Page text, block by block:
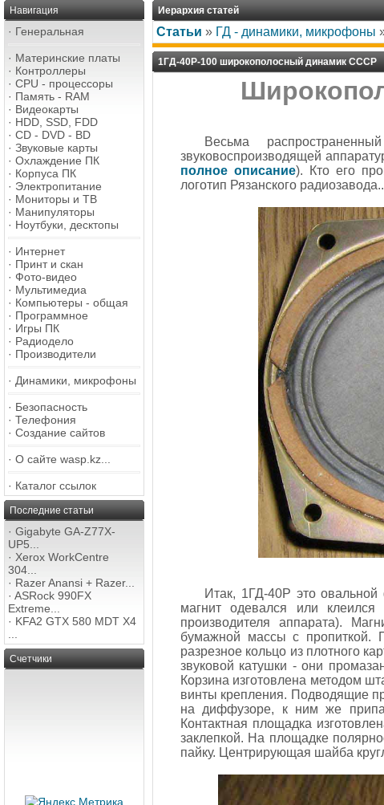
Навигация
· Генеральная
· Материнские платы
· Контроллеры
· CPU - процессоры
· Память - RAM
· Видеокарты
· HDD, SSD, FDD
· CD - DVD - BD
· Звуковые карты
· Охлаждение ПК
· Корпуса ПК
· Электропитание
· Мониторы и ТВ
· Манипуляторы
· Ноутбуки, десктопы
· Интернет
· Принт и скан
· Фото-видео
· Мультимедиа
· Компьютеры - общая
· Программное
· Игры ПК
· Радиодело
· Производители
· Динамики, микрофоны
· Безопасность
· Телефония
· Создание сайтов
· О сайте wasp.kz...
· Каталог ссылок
Последние статьи
· Gigabyte GA-Z77X-
UP5...
· Xerox WorkCentre
304...
· Razer Anansi + Razer...
· ASRock 990FX
Extreme...
· KFA2 GTX 580 MDT X4
Счетчики
Иерархия статей
Статьи » ГД - динамики, микрофоны
1ГД-40Р-100 широкополосный динамик СССР
Весьма
звуковоспроизводящей
полное описание). Кто его
логотип Рязанского
Итак, 1ГД-40Р это
магнит одевался или
производителя аппарата).
бумажной массы с пропиткой.
разрезное кольцо из плотного
звуковой катушки - они
Корзина изготовлена методом
винты крепления. Подводящие
на диффузоре, к ним же
Контактная площадка
заклепкой. На площадке
пайку. Центрирующая шайба